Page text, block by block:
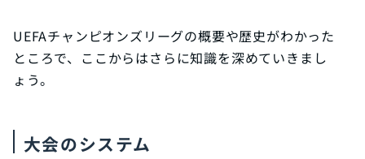
UEFAチャンピオンズリーグの概要や歴史がわかった
ところで、ここからはさらに知識を深めていきまし
ょう。
大会のシステム